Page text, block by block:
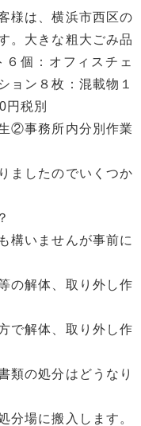
様は、横浜市西区の
。大きな粗大ごみ品
個：オフィスチェ
ョン８枚：混載物１
円税別
②事務所内分別作業
ましたのでいくつか
構いませんが事前に
の解体、取り外し作
で解体、取り外し作
類の処分はどうなり
分場に搬入します。